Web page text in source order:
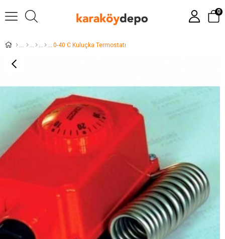
0
0-40 C Kuluçka Termostatı